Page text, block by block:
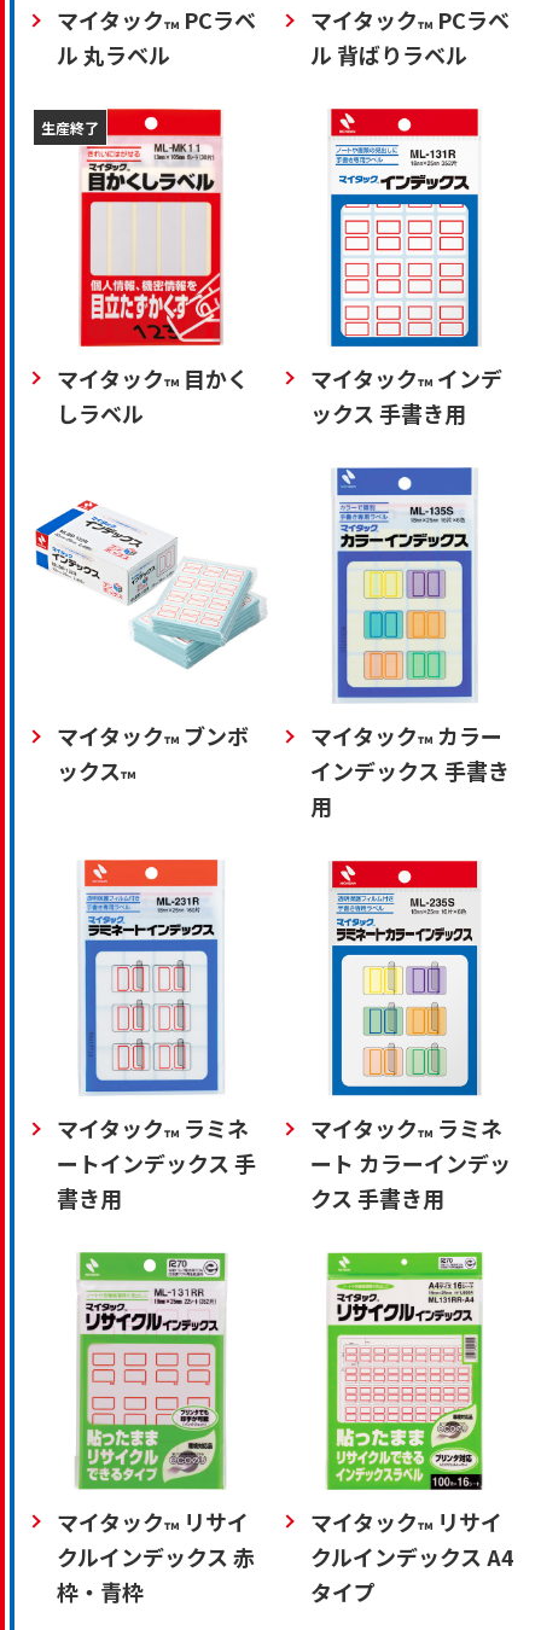
マイタック™PCラベ
ル 丸ラベル
マイタック™PCラベ
ル 背ばりラベル
生産終了
マイタック™目かく
しラベル
マイタック™インデ
ックス 手書き用
マイタック™ブンボ
ックス™
マイタック™カラー
インデックス 手書き
用
マイタック™ラミネ
ートインデックス 手
書き用
マイタック™ラミネ
ート カラーインデッ
クス 手書き用
マイタック™リサイ
クルインデックス 赤
枠・青枠
マイタック™リサイ
クルインデックス A4
タイプ